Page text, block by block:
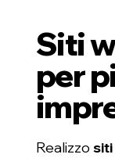
Siti
per
Realizzo